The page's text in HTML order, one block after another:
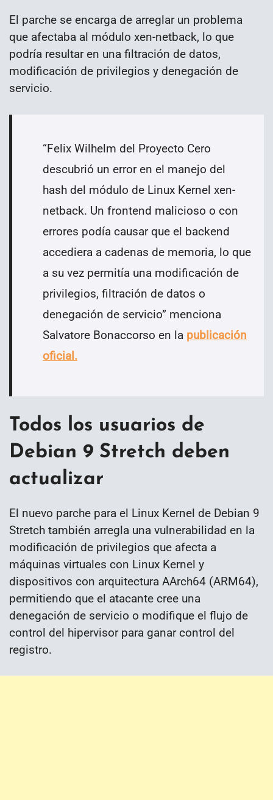
El parche se encarga de arreglar un problema
que afectaba al módulo xen-netback, lo que
podría resultar en una filtración de datos,
modificación de privilegios y denegación de
servicio.
“Felix Wilhelm del Proyecto Cero
descubrió un error en el manejo del
hash del módulo de Linux Kernel xen-
netback. Un frontend malicioso o con
errores podía causar que el backend
accediera a cadenas de memoria, lo que
a su vez permitía una modificación de
privilegios, filtración de datos o
denegación de servicio” menciona
Salvatore Bonaccorso en la publicación
oficial.
Todos los usuarios de
Debian 9 Stretch deben
actualizar
El nuevo parche para el Linux Kernel de Debian 9
Stretch también arregla una vulnerabilidad en la
modificación de privilegios que afecta a
máquinas virtuales con Linux Kernel y
dispositivos con arquitectura AArch64 (ARM64),
permitiendo que el atacante cree una
denegación de servicio o modifique el flujo de
control del hipervisor para ganar control del
registro.